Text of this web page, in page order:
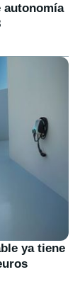
autonomía
ya tiene